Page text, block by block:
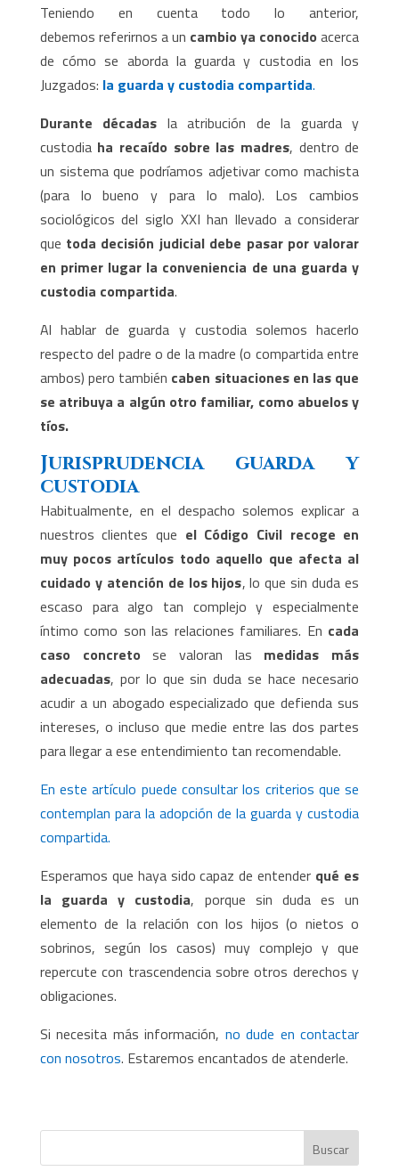
Teniendo en cuenta todo lo anterior,
debemos referirnos a un cambio ya conocido acerca
de cómo se aborda la guarda y custodia en los
Juzgados: la guarda y custodia compartida.
Durante décadas la atribución de la guarda y
custodia ha recaído sobre las madres, dentro de
un sistema que podríamos adjetivar como machista
(para lo bueno y para lo malo). Los cambios
sociológicos del siglo XXI han llevado a considerar
que toda decisión judicial debe pasar por valorar
en primer lugar la conveniencia de una guarda y
custodia compartida.
Al hablar de guarda y custodia solemos hacerlo
respecto del padre o de la madre (o compartida entre
ambos) pero también caben situaciones en las que
se atribuya a algún otro familiar, como abuelos y
tíos.
Jurisprudencia guarda y
custodia
Habitualmente, en el despacho solemos explicar a
nuestros clientes que el Código Civil recoge en
muy pocos artículos todo aquello que afecta al
cuidado y atención de los hijos, lo que sin duda es
escaso para algo tan complejo y especialmente
íntimo como son las relaciones familiares. En cada
caso concreto se valoran las medidas más
adecuadas, por lo que sin duda se hace necesario
acudir a un abogado especializado que defienda sus
intereses, o incluso que medie entre las dos partes
para llegar a ese entendimiento tan recomendable.
En este artículo puede consultar los criterios que se
contemplan para la adopción de la guarda y custodia
compartida.
Esperamos que haya sido capaz de entender qué es
la guarda y custodia, porque sin duda es un
elemento de la relación con los hijos (o nietos o
sobrinos, según los casos) muy complejo y que
repercute con trascendencia sobre otros derechos y
obligaciones.
Si necesita más información, no dude en contactar
con nosotros. Estaremos encantados de atenderle.
Buscar